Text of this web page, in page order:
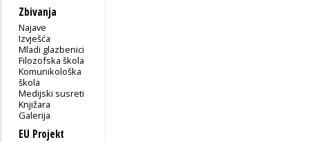
Zbivanja
Najave
Izvješća
Mladi glazbenici
Filozofska škola
Komunikološka
škola
Medijski susreti
Knjižara
Galerija
EU Projekt